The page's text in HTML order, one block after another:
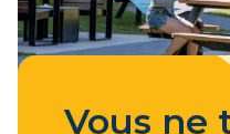
Vous ne